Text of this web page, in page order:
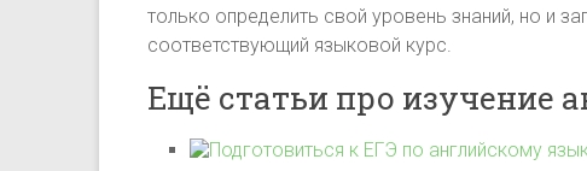
только определить свой уровень знаний, но и
соответствующий языковой курс.
Ещё статьи про изучение